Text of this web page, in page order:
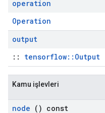
operation
Operation
output
:: tensorflow::Output
Kamu işlevleri
node () const